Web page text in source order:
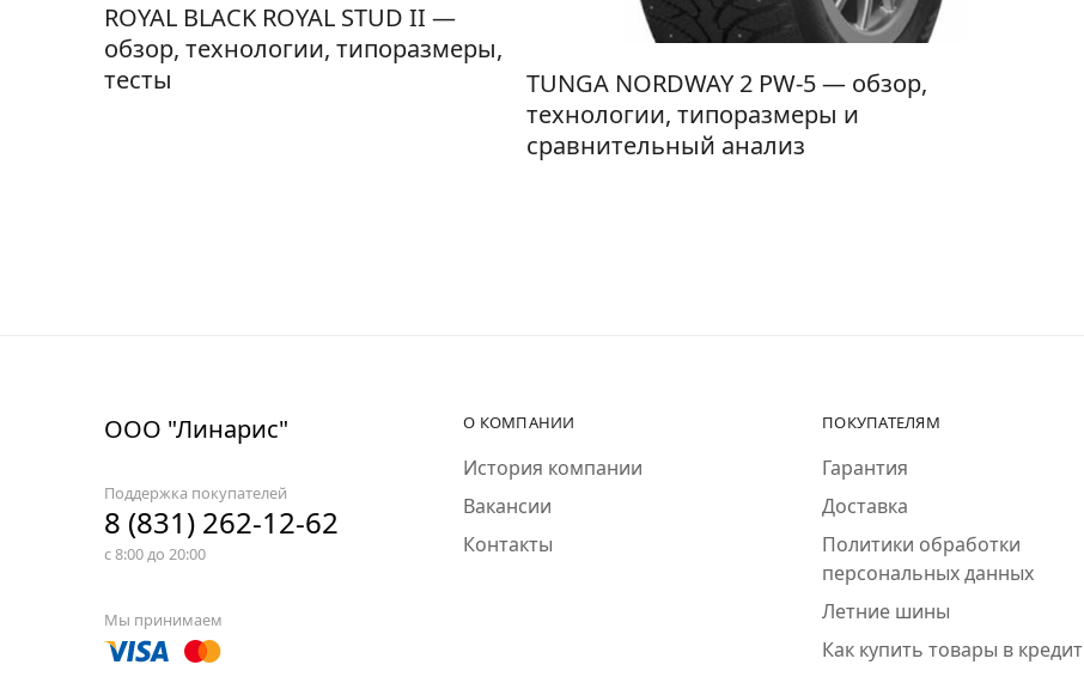
ROYAL BLACK ROYAL STUD II —
обзор, технологии, типоразмеры,
тесты
TUNGA NORDWAY 2 PW-5 — обзор,
технологии, типоразмеры и
сравнительный анализ
ООО "Линарис"
Поддержка покупателей
8 (831) 262-12-62
с 8:00 до 20:00
Мы принимаем
О КОМПАНИИ
История компании
Вакансии
Контакты
ПОКУПАТЕЛЯМ
Гарантия
Доставка
Политики обработки
персональных данных
Летние шины
Как купить товары в кредит